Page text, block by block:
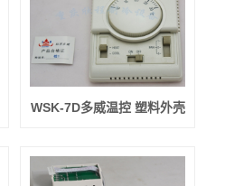
WSK-7D多威温控 塑料外壳